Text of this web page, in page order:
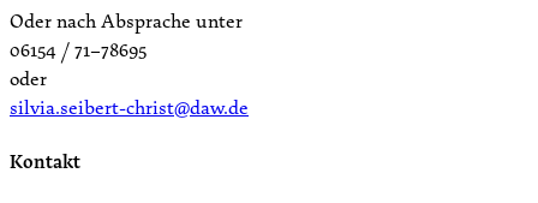
Oder nach Absprache unter
06154 / 71–78695
oder
silvia.seibert-christ@daw.de
Kontakt